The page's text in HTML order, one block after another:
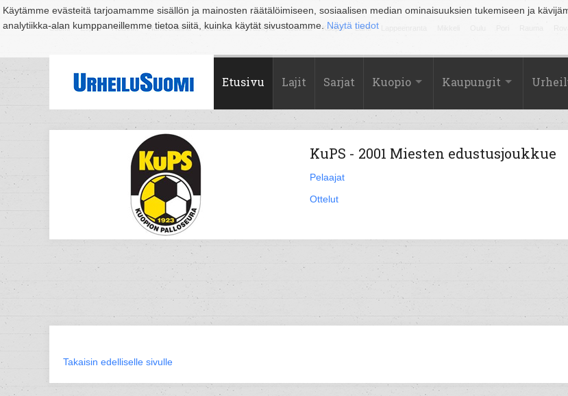
Käytämme evästeitä tarjoamamme sisällön ja mainosten räätälöimiseen, sosiaalisen median ominaisuuksien tukemiseen ja
analytiikka-alan kumppaneillemme tietoa siitä, kuinka käytät sivustoamme. Näytä tiedot
Suomi Espoo Helsinki Hämeenlinna Joensuu Jyväskylä Kouvola Kuopio Lahti
Etusivu Lajit Sarjat Kuopio Kaupungit
KuPS - 2001 Miesten edustusjoukkue
Pelaajat
Ottelut
Takaisin edelliselle sivulle